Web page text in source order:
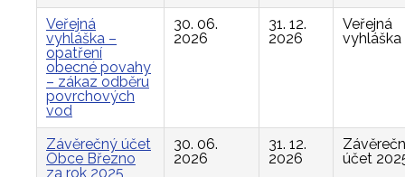
Veřejná
vyhláška –
opatření
obecné povahy
– zákaz odběru
povrchových
vod
30. 06.
2026
31. 12.
2026
Veřejná
vyhláška
Závěrečný účet
Obce Březno
za rok 2025
30. 06.
2026
31. 12.
2026
účet